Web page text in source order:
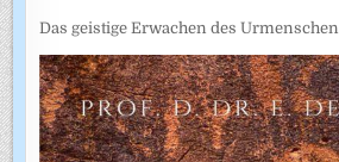
Das geistige Erwachen des Urmenschen